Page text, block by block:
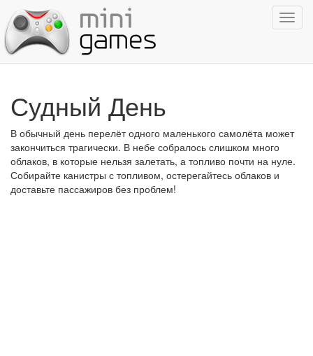
Судный День
В обычный день перелёт одного маленького самолёта может
закончиться трагически. В небе собралось слишком много
облаков, в которые нельзя залетать, а топливо почти на нуле.
Собирайте канистры с топливом, остерегайтесь облаков и
доставьте пассажиров без проблем!